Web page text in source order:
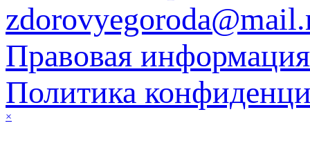
Правовая информация
Политика
×